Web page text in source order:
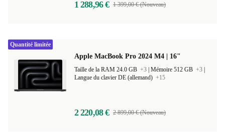
1 288,96 € 1 399,00 € (Nouveau)
Apple MacBook Pro 2024 M4 | 16"
Taille de la RAM 24.0 GB +3 Mémoire 512 GB +3
Langue du clavier DE (allemand) +15
2 220,08 € 2 899,00 € (Nouveau)
Quantité limitée